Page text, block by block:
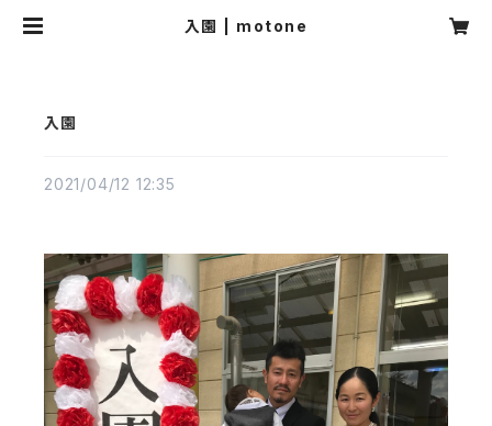
入園 | motone
入園
2021/04/12 12:35